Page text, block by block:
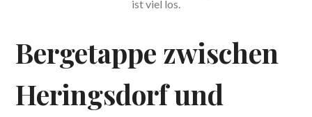
ist viel los.
Bergetappe zwischen
Heringsdorf und